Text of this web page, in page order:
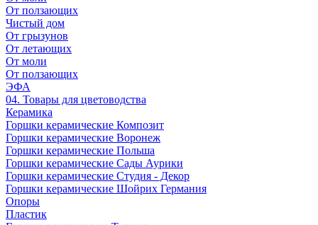
От ползающих
Чистый дом
От грызунов
От летающих
От моли
От ползающих
ЭФА
04. Товары для цветоводства
Керамика
Горшки керамические Композит
Горшки керамические Воронеж
Горшки керамические Польша
Горшки керамические Сады Аурики
Горшки керамические Студия - Декор
Горшки керамические Шойрих Германия
Опоры
Пластик